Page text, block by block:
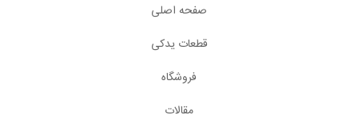
صفحه اصلی
قطعات یدکی
فروشگاه
مقالات